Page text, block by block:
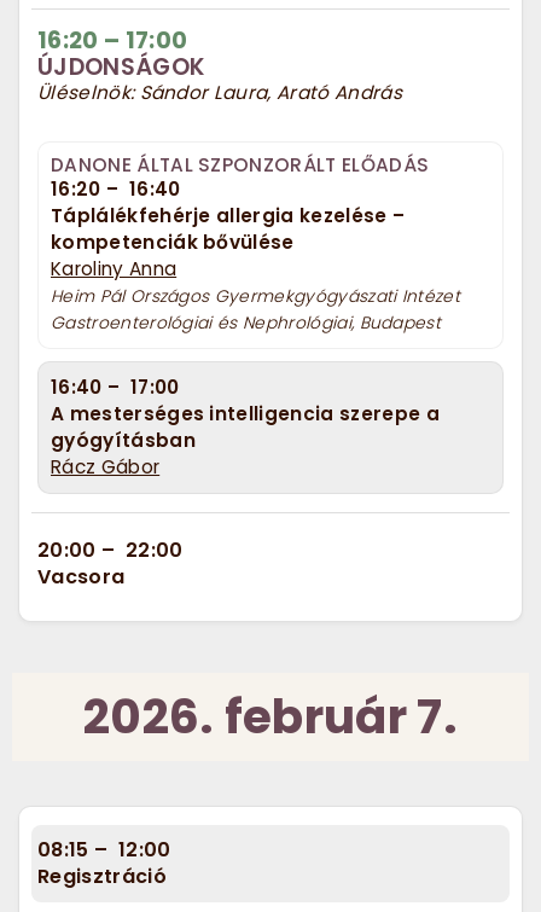
16:20 – 17:00
ÚJDONSÁGOK
Üléselnök: Sándor Laura, Arató András
DANONE ÁLTAL SZPONZORÁLT ELŐADÁS
16:20 – 16:40
Táplálékfehérje allergia kezelése –
kompetenciák bővülése
Karoliny Anna
Heim Pál Országos Gyermekgyógyászati Intézet
Gastroenterológiai és Nephrológiai, Budapest
16:40 – 17:00
A mesterséges intelligencia szerepe a
gyógyításban
Rácz Gábor
20:00 – 22:00
Vacsora
2026. február 7.
08:15 – 12:00
Regisztráció